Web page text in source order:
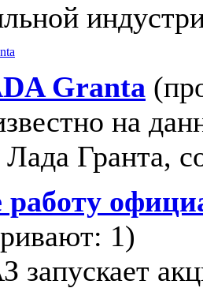
Granta
на
Гранта,
1)